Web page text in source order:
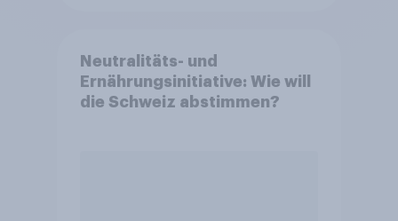
Neutralitäts- und
Ernährungsinitiative: Wie will
die Schweiz abstimmen?